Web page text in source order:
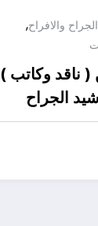
والافراح,
( ناقد وكاتب )
الجراح
الدكتور